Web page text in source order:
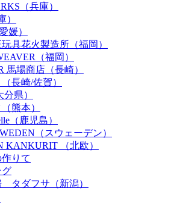
（兵庫）
）
媛）
具花火製造所（福岡）
（福岡）
馬場商店（長崎）
長崎/佐賀）
県）
熊本）
（鹿児島）
（スウェーデン）
KANKURIT （北欧）
りて
グ
タダフサ（新潟）